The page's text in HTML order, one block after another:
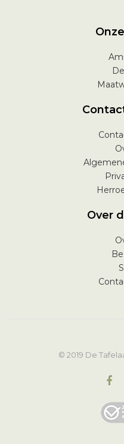
Over
© 2019 De